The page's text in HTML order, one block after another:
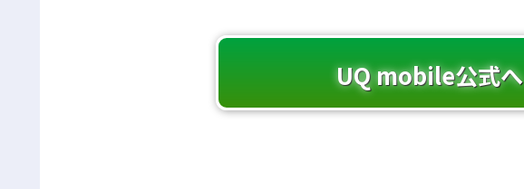
UQ mobile公式へ